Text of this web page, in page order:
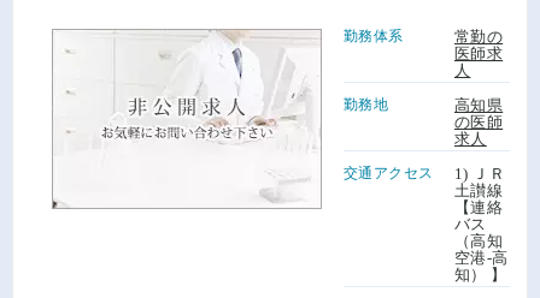
勤務体系
常勤の
医師求
人
勤務地
高知県
の医師
求人
交通アクセス
1) ＪＲ
土讃線
【連絡
バス
（高知
空港-高
知） 】